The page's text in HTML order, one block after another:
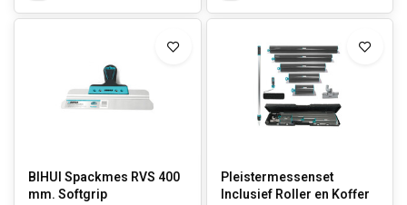
BIHUI Spackmes RVS 400
mm. Softgrip
Pleistermessenset
Inclusief Roller en Koffer